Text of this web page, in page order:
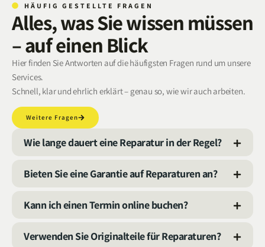
HÄUFIG GESTELLTE FRAGEN
Alles, was Sie wissen müssen
– auf einen Blick
Hier finden Sie Antworten auf die häufigsten Fragen rund um unsere
Services.
Schnell, klar und ehrlich erklärt – genau so, wie wir auch arbeiten.
Weitere Fragen
Wie lange dauert eine Reparatur in der Regel?
Bieten Sie eine Garantie auf Reparaturen an?
Kann ich einen Termin online buchen?
Verwenden Sie Originalteile für Reparaturen?